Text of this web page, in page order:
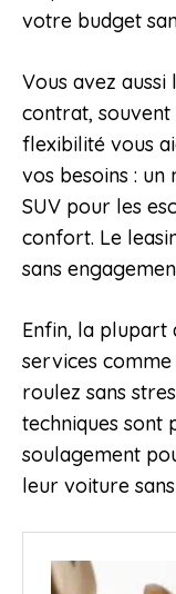
votre budget
Vous avez
contrat, souvent
flexibilité vous
vos besoins :
SUV pour les
confort. Le
sans
Enfin, la plupart
services comme
roulez sans
techniques sont
soulagement
leur voiture